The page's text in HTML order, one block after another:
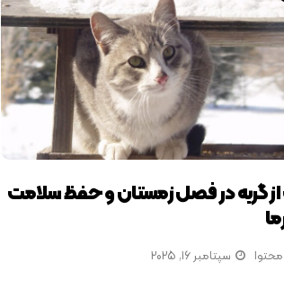
از گربه در فصل زمستان و حفظ سلامت
سپتامبر 16, 2025